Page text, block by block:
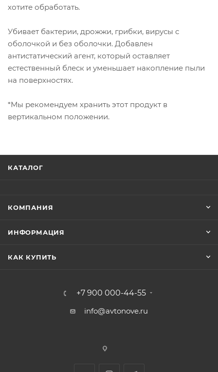
хотите обработать.
Убивает бактерии, дрожжи, грибки, вирусы с
оболочкой и без оболочки. Добавлен
антистатический агент, который оставляет
естественный блеск и уменьшает накопление пыли
на поверхностях.
*Мы рекомендуем хранить этот продукт в
вертикальном положении.
КАТАЛОГ
КОМПАНИЯ
ИНФОРМАЦИЯ
КАК КУПИТЬ
+7 900 000-44-55
info@avtonove.ru